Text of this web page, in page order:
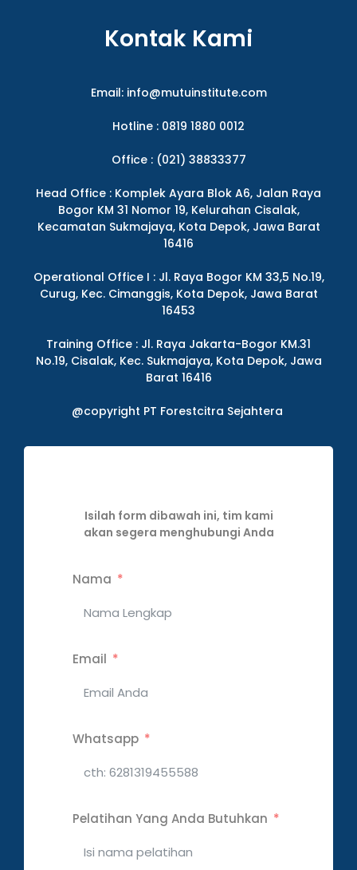
Kontak Kami
Email: info@mutuinstitute.com
Hotline : 0819 1880 0012
Office : (021) 38833377
Head Office : Komplek Ayara Blok A6, Jalan Raya
Bogor KM 31 Nomor 19, Kelurahan Cisalak,
Kecamatan Sukmajaya, Kota Depok, Jawa Barat
16416
Operational Office I : Jl. Raya Bogor KM 33,5 No.19,
Curug, Kec. Cimanggis, Kota Depok, Jawa Barat
16453
Training Office : Jl. Raya Jakarta-Bogor KM.31
No.19, Cisalak, Kec. Sukmajaya, Kota Depok, Jawa
Barat 16416
@copyright PT Forestcitra Sejahtera
Isilah form dibawah ini, tim kami
akan segera menghubungi Anda
Nama
Email
Whatsapp
Pelatihan Yang Anda Butuhkan